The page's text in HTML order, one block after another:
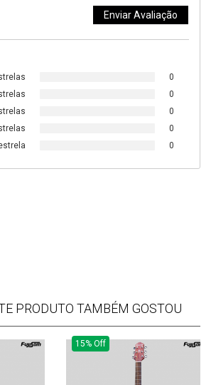
0
0
0
0
0
PRODUTO TAMBÉM GOSTOU
15% Off